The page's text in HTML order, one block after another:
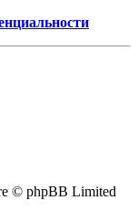
© phpBB Limited